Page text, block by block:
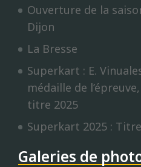
Ouverture de la
Dijon
La Bresse
Superkart : E.
médaille de
titre 2025
Superkart 2025 :
Galeries de